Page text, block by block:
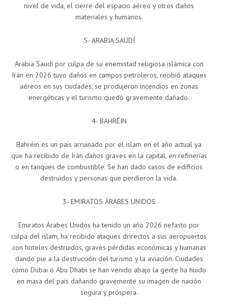
nivel de vida, el cierre del espacio aéreo y otros daños
materiales y humanos.
5- ARABIA SAUDÍ
Arabia Saudí por culpa de su enemistad religiosa islámica con
Irán en 2026 tuvo daños en campos petroleros, recibió ataques
aéreos en sus ciudades, se produjeron incendios en zonas
energéticas y el turismo quedó gravemente dañado.
4- BAHRÉIN
Bahréin es un país arruinado por el islam en el año actual ya
que ha recibido de Irán daños graves en la capital, en refinerías
o en tanques de combustible. Se han dado casos de edificios
destruidos y personas que perdieron la vida.
3- EMIRATOS ÁRABES UNIDOS
Emiratos Árabes Unidos ha tenido un año 2026 nefasto por
culpa del islam, ha recibido ataques drirectos a sus aeropuertos
con hoteles destruidos, graves pérdidas económicas y humanas
dando pie a la destrucción del turismo y la aviación. Ciudades
como Dubai o Abu Dhabi se han venido abajo la gente ha huido
en masa del país dañando gravemente su imagen de nación
segura y próspera.